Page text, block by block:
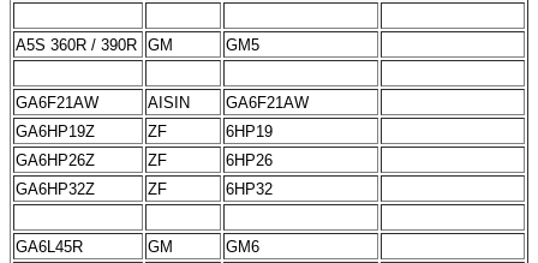
A5S 360R / 390R GM GM5
GA6F21AW AISIN
GA6F21AW
GA6HP19Z
ZF
6HP19
GA6HP26Z
ZF
6HP26
GA6HP32Z
ZF 6HP32
GA6L45R GM GM6